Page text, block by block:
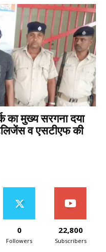
का मुख्य सरगना दया
व एसटीएफ की
0
Followers
22,800
Subscribers